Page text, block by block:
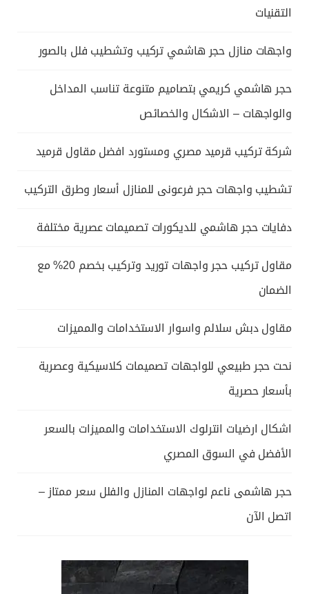
التقنيات
واجهات منازل حجر هاشمي تركيب وتشطيب فلل بالصور
حجر هاشمي كريمي بتصاميم متنوعة تناسب المداخل
والواجهات – الاشكال والخصائص
شركة تركيب قرميد مصري ومستورد افضل مقاول قرميد
تشطيب واجهات حجر فرعونى للمنازل أسعار وطرق التركيب
دفايات حجر هاشمي للديكورات تصميمات عصرية مختلفة
مقاول تركيب حجر واجهات توريد وتركيب بخصم 20% مع
الضمان
مقاول دبش سلالم واسوار الاستخدامات والمميزات
نحت حجر طبيعي للواجهات تصميمات كلاسيكية وعصرية
بأسعار حصرية
اشكال ارضيات انترلوك الاستخدامات والمميزات بالسعر
الأفضل في السوق المصري
حجر هاشمى ناعم لواجهات المنازل والفلل سعر ممتاز –
اتصل الآن